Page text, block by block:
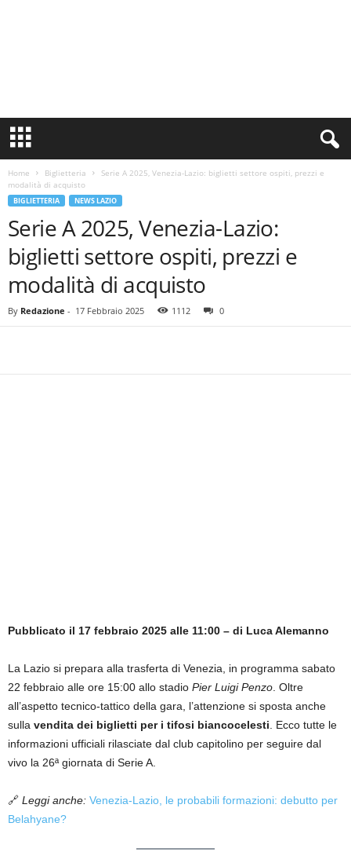
n
i
e
Home Biglietteria
Serie A 2025, Venezia-Lazio: biglietti settore ospiti, prezzi e
modalità di acquisto
BIGLIETTERIA NEWS LAZIO
Serie A 2025, Venezia-Lazio:
biglietti settore ospiti, prezzi e
modalità di acquisto
By Redazione - 17 Febbraio 2025 1112 0
Pubblicato il 17 febbraio 2025 alle 11:00 – di Luca Alemanno
La Lazio si prepara alla trasferta di Venezia, in programma sabato
22 febbraio alle ore 15:00 allo stadio Pier Luigi Penzo. Oltre
all’aspetto tecnico-tattico della gara, l’attenzione si sposta anche
sulla vendita dei biglietti per i tifosi biancocelesti. Ecco tutte le
informazioni ufficiali rilasciate dal club capitolino per seguire dal
vivo la 26ª giornata di Serie A.
🔗 Leggi anche: Venezia-Lazio, le probabili formazioni: debutto per
Belahyane?